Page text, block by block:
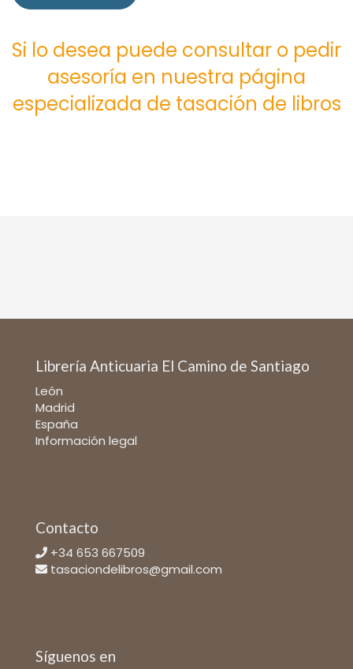
Si lo desea puede consultar o pedir
asesoría en nuestra página
especializada de tasación de libros
Librería Anticuaria El Camino de Santiago
León
Madrid
España
Información legal
Contacto
+34 653 667509
tasaciondelibros@gmail.com
Síguenos en